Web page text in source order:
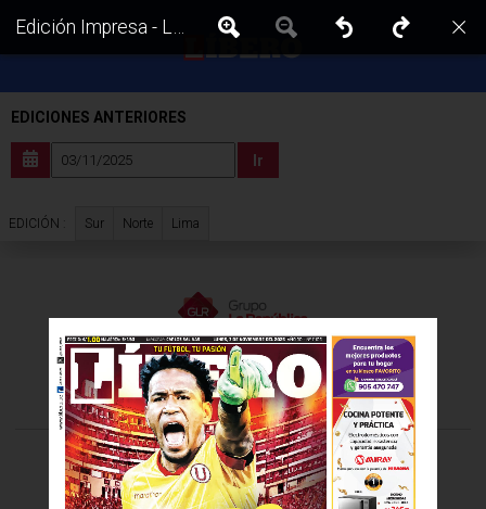
EDICIONES ANTERIORES
Ir
EDICIÓN : Sur Norte Lima
Edición Impresa - Libero | Sur - Lunes 03 de Noviembre del 2025
VISITA LAS EDICIONES IMPRESAS DE:
©Todos los derechos reservados - 2026
Políticas y estandares Contáctenos